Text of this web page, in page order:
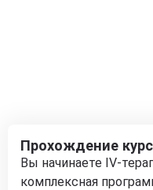
Прохождение
Вы начинаете IV-
комплексная